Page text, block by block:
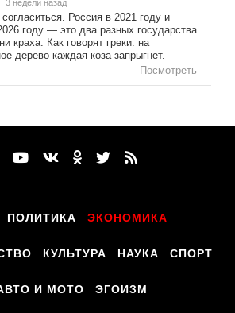
3 недели назад
Россия в 2021 году и
году — это два разных государства.
краха. Как говорят греки: на
дерево каждая коза запрыгнет.
Посмотреть
ПОЛИТИКА ЭКОНОМИКА
КУЛЬТУРА НАУКА СПОРТ
И МОТО ЭГОИЗМ